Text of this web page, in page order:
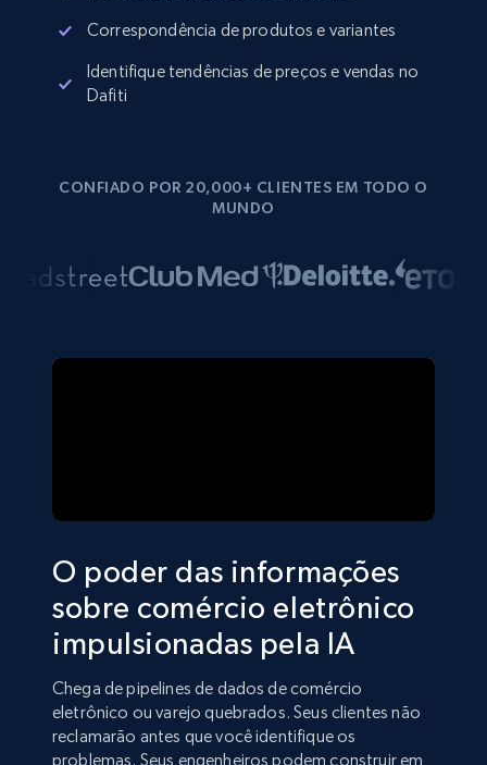
Correspondência de produtos e variantes
Identifique tendências de preços e vendas no
Dafiti
CONFIADO POR 20,000+ CLIENTES EM TODO O
MUNDO
O poder das informações
sobre comércio eletrônico
impulsionadas pela IA
Chega de pipelines de dados de comércio
eletrônico ou varejo quebrados. Seus clientes não
reclamarão antes que você identifique os
problemas. Seus engenheiros podem construir em